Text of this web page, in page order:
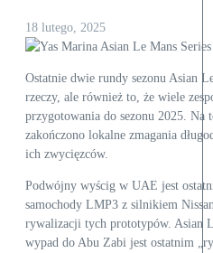
18 lutego, 2025
Ostatnie dwie rundy sezonu Asian
rzeczy, ale również to, że wiele
przygotowania do sezonu 2025. Na
zakończono lokalne zmagania
ich zwycięzców.
Podwójny wyścig w UAE jest
samochody LMP3 z silnikiem
rywalizacji tych prototypów. Asian
wypad do Abu Zabi jest ostatnim